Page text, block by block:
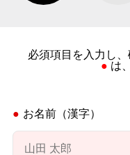
必須項目を入力し
●
お名前（漢字）